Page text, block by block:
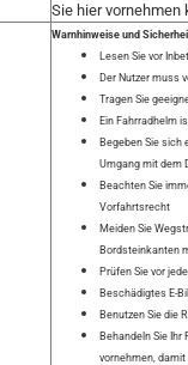
Sie hier vornehmen
Warnhinweise und
Lesen Sie vor
Der Nutzer muss
Tragen Sie
Ein Fahrradhelm
Begeben Sie sich
Umgang mit dem
Beachten Sie
Vorfahrtsrecht
Meiden Sie
Bordsteinkanten
Prüfen Sie vor
Beschädigtes E-
Benutzen Sie die
Behandeln Sie
vornehmen,